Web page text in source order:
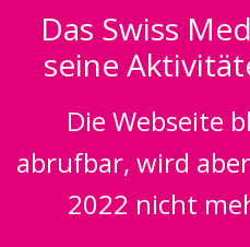
Das Swiss
seine
Die Webseite
abrufbar, wird
2022 nicht